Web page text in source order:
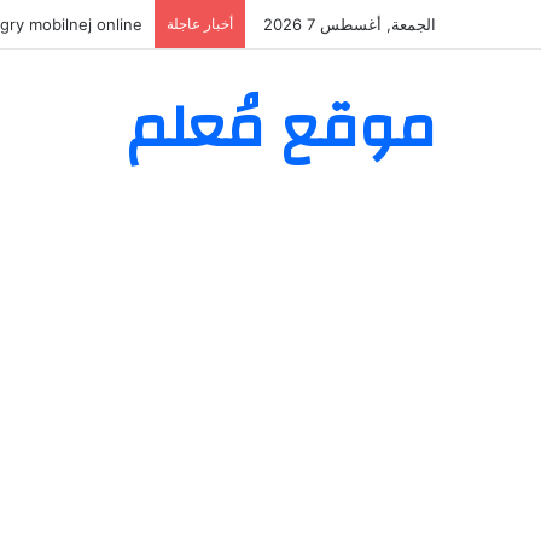
الجمعة, أغسطس 7 2026 أخبار عاجلة mobilnej online
موقع مُعلم